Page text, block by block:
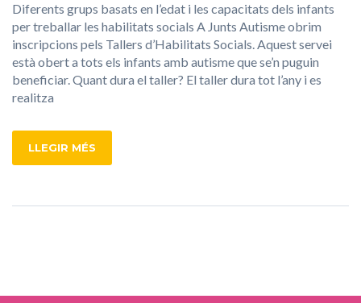
Diferents grups basats en l’edat i les capacitats dels infants
per treballar les habilitats socials A Junts Autisme obrim
inscripcions pels Tallers d’Habilitats Socials. Aquest servei
està obert a tots els infants amb autisme que se’n puguin
beneficiar. Quant dura el taller? El taller dura tot l’any i es
realitza
LLEGIR MÉS